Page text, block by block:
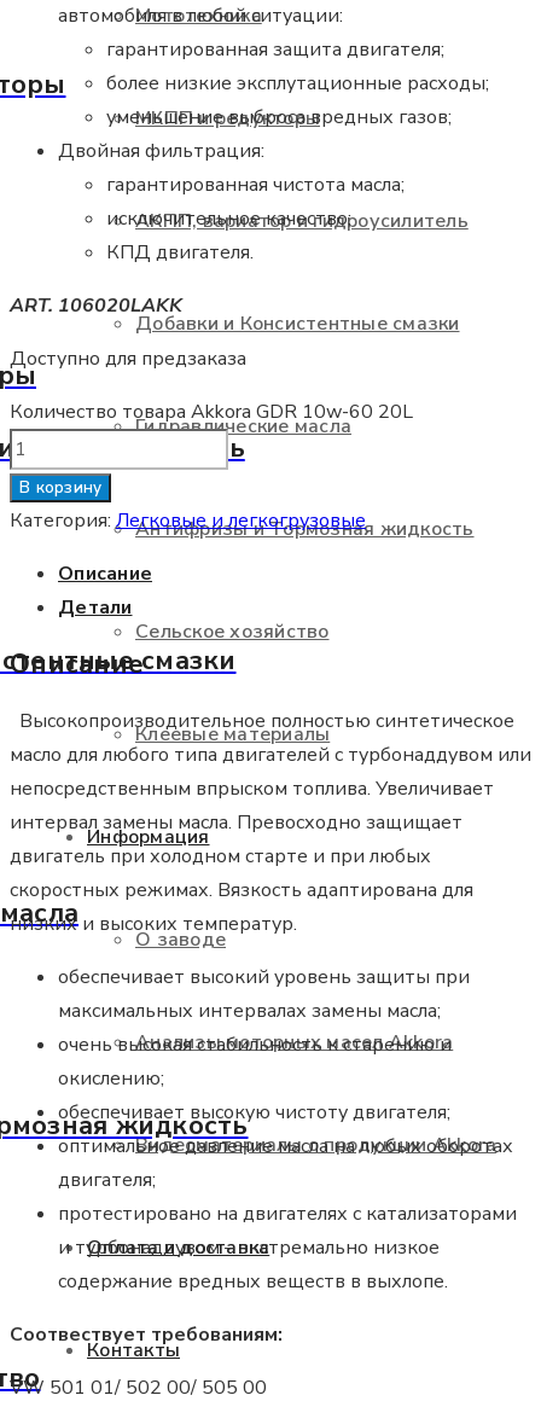
Мототехника
МКПП и редукторы
АКПП, вариатор и гидроусилитель
Добавки и Консистентные смазки
Гидравлические масла
Антифризы и Тормозная жидкость
Сельское хозяйство
Клеевые материалы
Информация
О заводе
Анализы моторных масел Akkora
Видеоматериалы о продукции Akkora
Оплата и доставка
Контакты
гидроусилитель
смазки
жидкость
автомобиля в любой ситуации:
гарантированная защита двигателя;
более низкие эксплутационные расходы;
уменьшение выброса вредных газов;
Двойная фильтрация:
гарантированная чистота масла;
исключительное качество;
КПД двигателя.
ART. 106020LAKK
Доступно для предзаказа
Количество товара Akkora GDR 10w-60 20L
В корзину
Категория:Легковые и легкогрузовые
Описание
Детали
Описание
Высокопроизводительное полностью синтетическое
масло для любого типа двигателей с турбонаддувом или
непосредственным впрыском топлива. Увеличивает
интервал замены масла. Превосходно защищает
двигатель при холодном старте и при любых
скоростных режимах. Вязкость адаптирована для
низких и высоких температур.
обеспечивает высокий уровень защиты при
максимальных интервалах замены масла;
очень высокая стабильность к старению и
окислению;
обеспечивает высокую чистоту двигателя;
оптимальное давление масла на любых оборотах
двигателя;
протестировано на двигателях с катализаторами
и турбонаддувом – экстремально низкое
содержание вредных веществ в выхлопе.
Соотвествует требованиям:
VW 501 01/ 502 00/ 505 00